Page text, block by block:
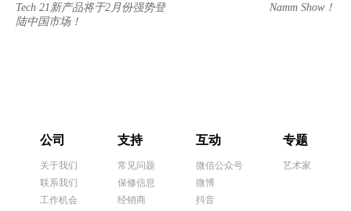
Tech 21新产品将于2月份强势登
陆中国市场！
Namm Show！
公司
关于我们
联系我们
工作机会
支持
常见问题
保修信息
经销商
互动
微信公众号
微博
抖音
专题
艺术家